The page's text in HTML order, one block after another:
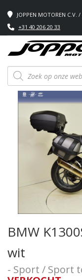
JOPPEN MOTOREN C.V. /
+31 40 206 20 33
Producten
zoeken
BMW
wit
- Sport / Sport